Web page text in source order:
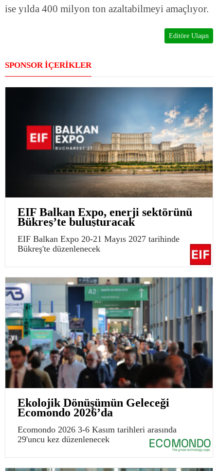
ise yılda 400 milyon ton azaltabilmeyi amaçlıyor.
Editöre Ulaşın
SPONSOR İÇERİKLER
EIF Balkan Expo, enerji sektörünü
Bükreş’te buluşturacak
EIF Balkan Expo 20-21 Mayıs 2027 tarihinde
Bükreş'te düzenlenecek
Ekolojik Dönüşümün Geleceği
Ecomondo 2026’da
Ecomondo 2026 3-6 Kasım tarihleri arasında
29'uncu kez düzenlenecek